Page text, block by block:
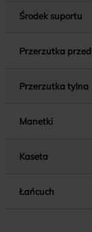
Środek suportu
Przerzutka
Przerzutka tylna
Manetki
Kaseta
Łańcuch